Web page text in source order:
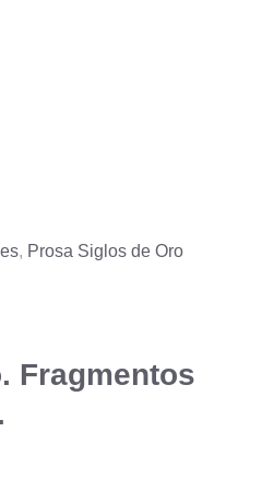
, Prosa Siglos de Oro
Fragmentos